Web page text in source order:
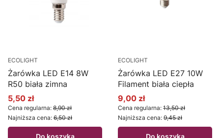
ECOLIGHT
Żarówka LED E14 8W
R50 biała zimna
Cena promocyjna
5,50 zł
Cena regularna: 8,90 zł
Najniższa cena: 6,50 zł
Do koszyka
ECOLIGHT
Żarówka LED E27 10W
Filament biała ciepła
Cena promocyjna
9,00 zł
Cena regularna: 13,50 zł
Najniższa cena: 9,45 zł
Do koszyka